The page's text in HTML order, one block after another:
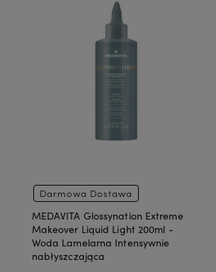
Darmowa Dostawa
MEDAVITA Glossynation Extreme
Makeover Liquid Light 200ml -
Woda Lamelarna Intensywnie
nabłyszczająca